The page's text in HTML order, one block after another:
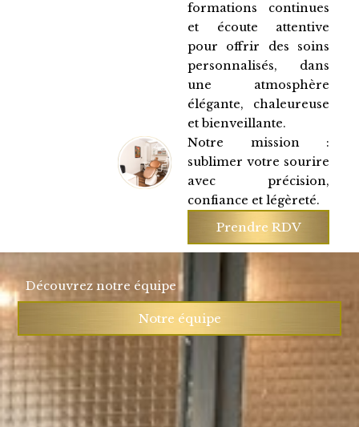
formations continues
et écoute attentive
pour offrir des soins
personnalisés, dans
une atmosphère
élégante, chaleureuse
et bienveillante.
Notre mission :
sublimer votre sourire
avec précision,
confiance et légèreté.
Prendre RDV
Découvrez notre équipe
Notre équipe